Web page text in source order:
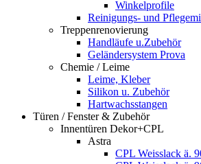
Winkelprofile
Reinigungs- und
Treppenrenovierung
Handläufe u.Zubehör
Geländersystem Prova
Chemie / Leime
Leime, Kleber
Silikon u. Zubehör
Hartwachsstangen
Türen / Fenster & Zubehör
Innentüren Dekor+CPL
Astra
CPL Weisslack ä.